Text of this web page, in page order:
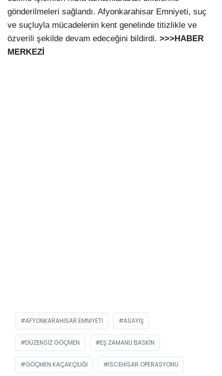
gönderilmeleri sağlandı. Afyonkarahisar Emniyeti, suç
ve suçluyla mücadelenin kent genelinde titizlikle ve
özverili şekilde devam edeceğini bildirdi. >>>HABER
MERKEZİ
AFYONKARAHISAR EMNIYETI ASAYIŞ
DÜZENSIZ GÖÇMEN EŞ ZAMANLI BASKIN
GÖÇMEN KAÇAKÇILIĞI İSCEHISAR OPERASYONU